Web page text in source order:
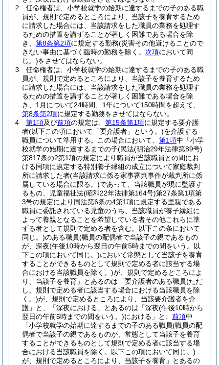
2
任命権者は、小学校就学の始期に達するまでの子のある職
員が、規則で定めるところにより、当該子を養育するため
に請求した場合には、当該請求をした職員の業務を処理す
るための措置を講ずることが著しく困難である場合を除
き、 第8条第2項に規定する勤務(災害その他避けることので
きない事由に基づく臨時の勤務を除く。 次項において同
じ。)をさせてはならない。
3
任命権者は、小学校就学の始期に達するまでの子のある職
員が、規則で定めるところにより、当該子を養育するため
に請求した場合には、当該請求をした職員の業務を処理す
るための措置を講ずることが著しく困難である場合を除
き、1月について24時間、1年について150時間を超えて、
第8条第2項に規定する勤務をさせてはならない。
4
第1項及び前項の規定は、 第15条第1項に規定する要介護
者(以下この項において「要介護者」という。)を介護する
職員について準用する。
この場合において、 第1項中「小学
校就学の始期に達するまでの子(民法(明治29年法律第89号)
第817条の2第1項の規定により職員が当該職員との間にお
ける同項に規定する特別養子縁組の成立について家庭裁判
所に請求した者(当該請求に係る家事審判事件が裁判所に係
属している場合に限る。)であって、当該職員が現に監護す
るもの、児童福祉法(昭和22年法律第164号)第27条第1項第
3号の規定により同法第6条の4第1項に規定する里親である
職員に委託されている児童のうち、当該職員が養子縁組に
よって養親となることを希望している者その他これらに準
ずる者として規則で定める者を含む。以下この条において
同じ。)のある職員(職員の配偶者で当該子の親であるもの
が、深夜(午後10時から翌日の午前5時までの間をいう。以
下この項において同じ。)において常態として当該子を養育
することができるものとして規則で定める者に該当する場
合における当該職員を除く。)が、規則で定めるところによ
り、当該子を養育」とあるのは「要介護者のある職員(ただ
し、規則で定める者に該当する場合における当該職員を除
く。)が、規則で定めるところにより、当該要介護者を介
護」と、「深夜における」とあるのは「深夜(午後10時から
翌日の午前5時までの間をいう。)における」と、 前項中
「小学校就学の始期に達するまでの子のある職員(職員の配
偶者で当該子の親であるものが、常態として当該子を養育
することができるものとして規則で定める者に該当する場
合における当該職員を除く。以下この項において同じ。)
が、規則で定めるところにより、当該子を養育」とあるの